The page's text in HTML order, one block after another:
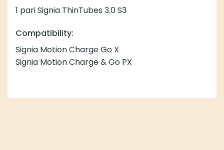
1 pari Signia ThinTubes 3.0 S3
Compatibility:
Signia Motion Charge Go X
Signia Motion Charge & Go PX